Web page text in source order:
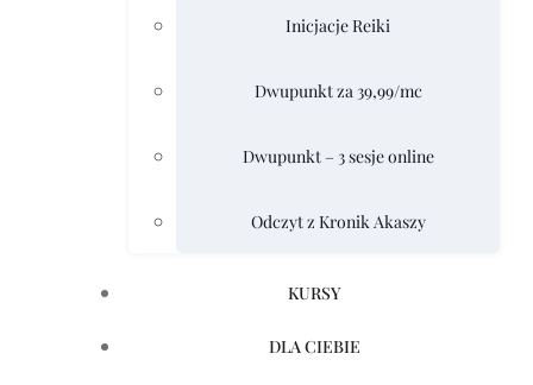
Inicjacje Reiki
Dwupunkt za 39,99/mc
Dwupunkt – 3 sesje online
Odczyt z Kronik Akaszy
KURSY
DLA CIEBIE